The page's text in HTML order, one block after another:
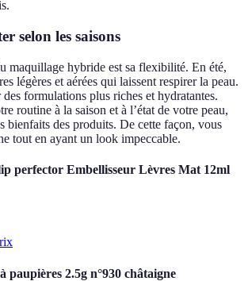
selon les saisons
maquillage hybride est sa flexibilité. En été,
légères et aérées qui laissent respirer la peau.
formulations plus riches et hydratantes.
routine à la saison et à l’état de votre peau,
bienfaits des produits. De cette façon, vous
tout en ayant un look impeccable.
perfector Embellisseur Lèvres Mat 12ml
2.5g n°930 châtaigne